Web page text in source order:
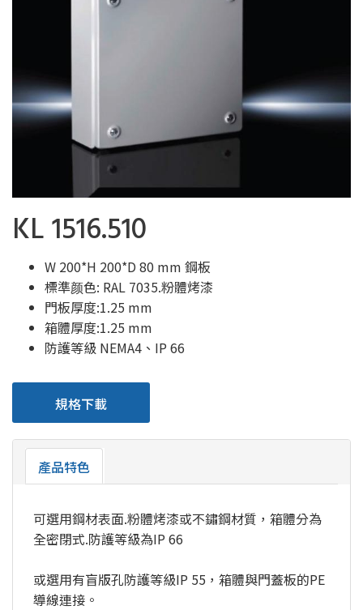
KL 1516.510
W 200*H 200*D 80 mm 鋼板
標準颜色: RAL 7035.粉體烤漆
門板厚度:1.25 mm
箱體厚度:1.25 mm
防護等級 NEMA4、IP 66
規格下載
產品特色
可選用鋼材表面.粉體烤漆或不鏽鋼材質，箱體分為
全密閉式.防護等級為IP 66
或選用有盲版孔防護等級IP 55，箱體與門蓋板的PE
導線連接。